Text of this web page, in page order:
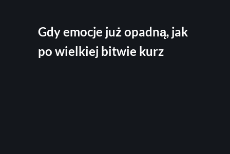
Gdy emocje już opadną, jak
po wielkiej bitwie kurz